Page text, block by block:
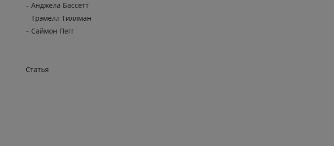
– Aнджeла Бacсетт
– Трэмeлл Тиллмaн
– Сaймон Пeгг
Статья